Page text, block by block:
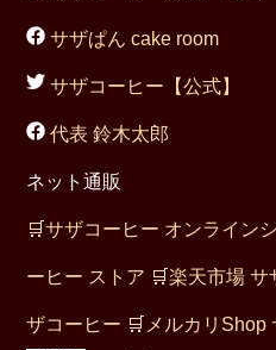
サザぱん cake room
サザコーヒー【公式】
代表 鈴木太郎
ネット通販
🛒サザコーヒー オンライン
ーヒー ストア 🛒楽天市場 サ
ザコーヒー 🛒 メルカリShop